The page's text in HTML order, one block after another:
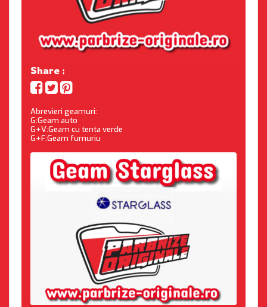
Share :
Abrevieri geamuri:
G:Geam auto
G+V:Geam cu tenta verde
G+F:Geam fumuriu